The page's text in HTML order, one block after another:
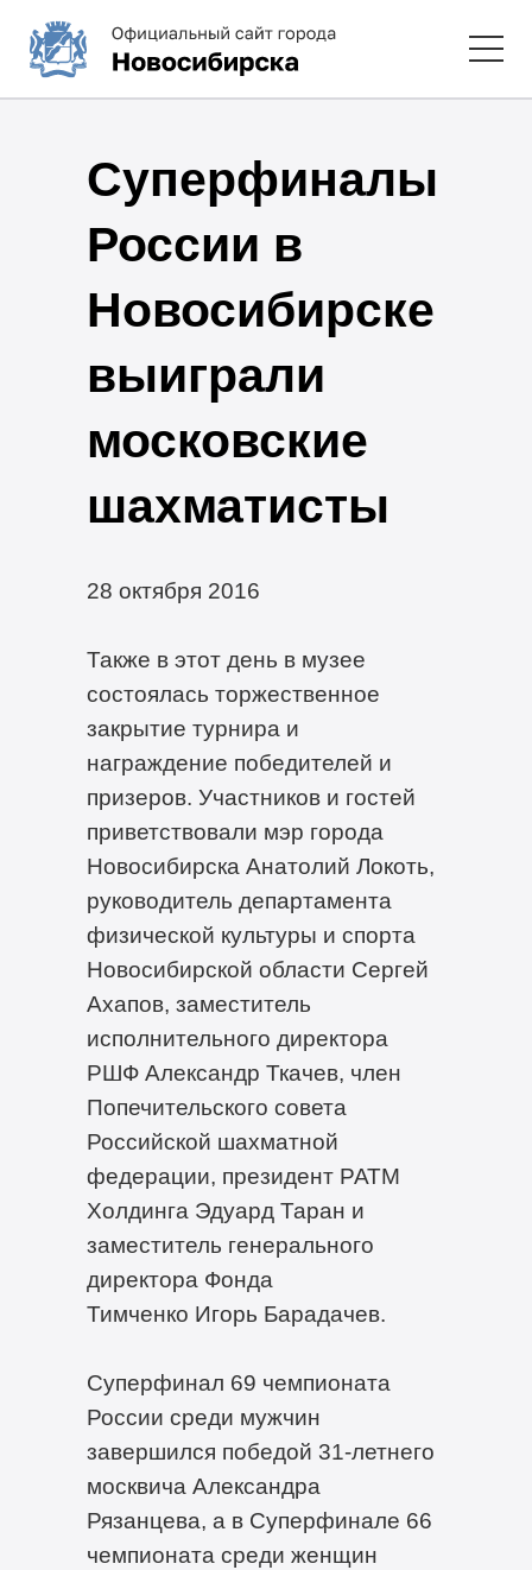
Суперфиналы
России в
Новосибирске
выиграли
московские
шахматисты
28 октября 2016
Также в этот день в музее
состоялась торжественное
закрытие турнира и
награждение победителей и
призеров. Участников и гостей
приветствовали мэр города
Новосибирска Анатолий Локоть,
руководитель департамента
физической культуры и спорта
Новосибирской области Сергей
Ахапов, заместитель
исполнительного директора
РШФ Александр Ткачев, член
Попечительского совета
Российской шахматной
федерации, президент РАТМ
Холдинга Эдуард Таран и
заместитель генерального
директора Фонда
Тимченко Игорь Барадачев.
Суперфинал 69 чемпионата
России среди мужчин
завершился победой 31-летнего
москвича Александра
Рязанцева, а в Суперфинале 66
чемпионата среди женщин